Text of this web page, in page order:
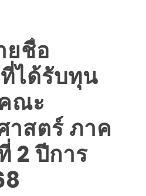
ยชื่อ
ได้รับทุน
ณะ
าสตร์ ภาค
2 ปีการ